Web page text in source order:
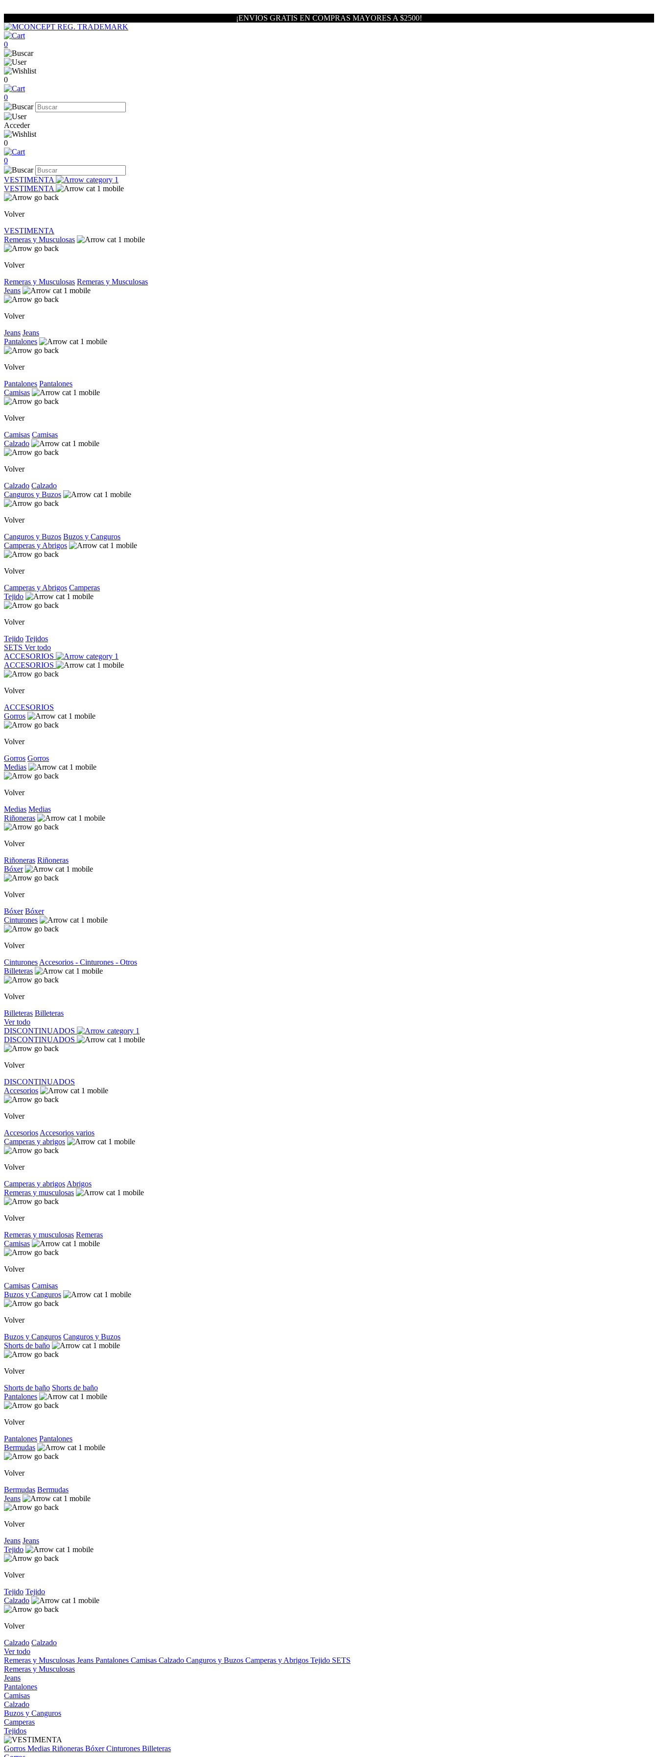
¡ENVIOS GRATIS EN COMPRAS MAYORES A $2500!
0
0
0
Acceder
0
0
VESTIMENTA
VESTIMENTA
Volver
VESTIMENTA
Remeras y Musculosas
Volver
Remeras y Musculosas Remeras y Musculosas
Jeans
Volver
Jeans Jeans
Pantalones
Volver
Pantalones Pantalones
Camisas
Volver
Camisas Camisas
Calzado
Volver
Calzado Calzado
Canguros y Buzos
Volver
Canguros y Buzos Buzos y Canguros
Camperas y Abrigos
Volver
Camperas y Abrigos Camperas
Tejido
Volver
Tejido Tejidos
SETS Ver todo
ACCESORIOS
ACCESORIOS
Volver
ACCESORIOS
Gorros
Volver
Gorros Gorros
Medias
Volver
Medias Medias
Riñoneras
Volver
Riñoneras Riñoneras
Bóxer
Volver
Bóxer Bóxer
Cinturones
Volver
Cinturones Accesorios - Cinturones - Otros
Billeteras
Volver
Billeteras Billeteras
Ver todo
DISCONTINUADOS
DISCONTINUADOS
Volver
DISCONTINUADOS
Accesorios
Volver
Accesorios Accesorios varios
Camperas y abrigos
Volver
Camperas y abrigos Abrigos
Remeras y musculosas
Volver
Remeras y musculosas Remeras
Camisas
Volver
Camisas Camisas
Buzos y Canguros
Volver
Buzos y Canguros Canguros y Buzos
Shorts de baño
Volver
Shorts de baño Shorts de baño
Pantalones
Volver
Pantalones Pantalones
Bermudas
Volver
Bermudas Bermudas
Jeans
Volver
Jeans Jeans
Tejido
Volver
Tejido Tejido
Calzado
Volver
Calzado Calzado
Ver todo
Remeras y Musculosas Jeans Pantalones Camisas Calzado Canguros y Buzos Camperas y Abrigos Tejido SETS
Remeras y Musculosas
Jeans
Pantalones
Camisas
Calzado
Buzos y Canguros
Camperas
Tejidos
Gorros Medias Riñoneras BóxerCinturones Billeteras